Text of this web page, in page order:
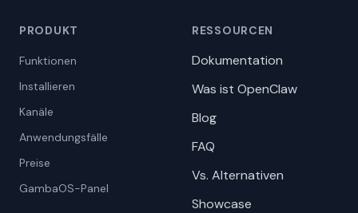
PRODUKT
Funktionen
Installieren
Kanäle
Anwendungsfälle
Preise
GambaOS-Panel
RESSOURCEN
Dokumentation
Was ist OpenClaw
Blog
FAQ
Vs. Alternativen
Showcase